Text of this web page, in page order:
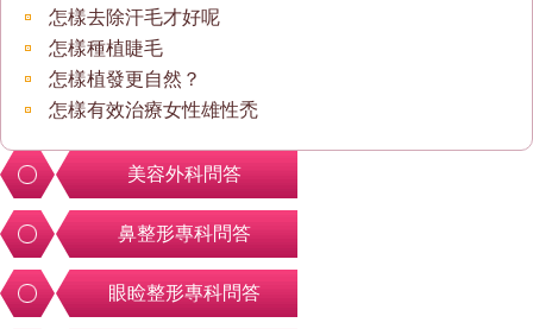
怎樣去除汗毛才好呢
怎樣種植睫毛
怎樣植發更自然？
怎樣有效治療女性雄性禿
美容外科問答
鼻整形專科問答
眼睑整形專科問答